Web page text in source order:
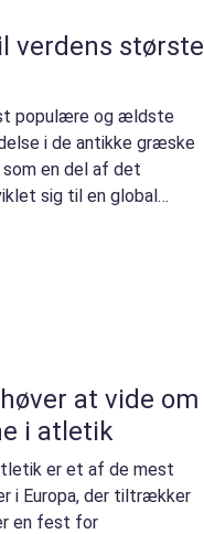
verdens største
populære og ældste
i de antikke græske
en del af det
sig til en global
at vide om
i atletik
er et af de mest
i Europa, der tiltrækker
en fest for